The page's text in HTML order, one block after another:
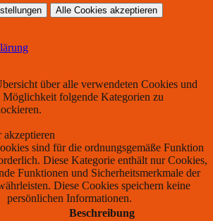
Alle Cookies akzeptieren
über alle verwendeten Cookies und
Möglichkeit folgende Kategorien zu
akzeptieren
sind für die ordnungsgemäße Funktion
Diese Kategorie enthält nur Cookies,
Funktionen und Sicherheitsmerkmale der
Diese Cookies speichern keine
persönlichen Informationen.
Beschreibung